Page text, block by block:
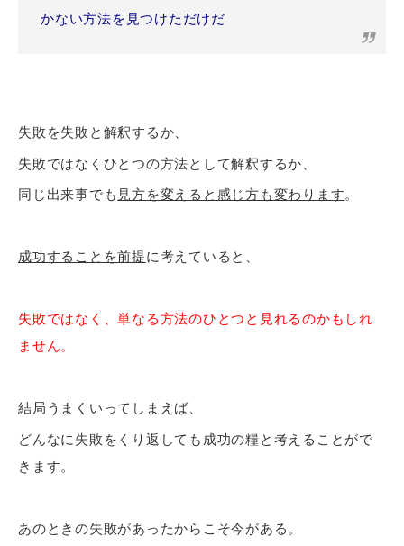
かない方法を見つけただけだ
失敗を失敗と解釈するか、
失敗ではなくひとつの方法として解釈するか、
同じ出来事でも 見方を変えると感じ方も変わります。
成功することを前提に考えていると、
失敗ではなく、単なる方法のひとつと見れるのかもしれ
ません。
結局うまくいってしまえば、
どんなに失敗をくり返しても成功の糧と考えることがで
きます。
あのときの失敗があったからこそ今がある。